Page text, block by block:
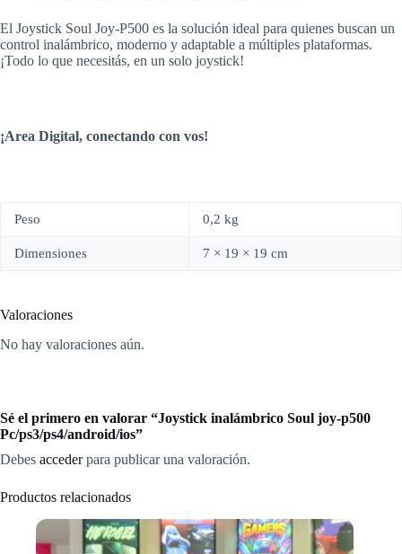
El Joystick Soul Joy-P500 es la solución ideal para quienes buscan un
control inalámbrico, moderno y adaptable a múltiples plataformas.
¡Todo lo que necesitás, en un solo joystick!
¡Area Digital, conectando con vos!
Peso 0,2 kg
Dimensiones 7 × 19 × 19 cm
Valoraciones
No hay valoraciones aún.
Sé el primero en valorar “Joystick inalámbrico Soul joy-p500
Pc/ps3/ps4/android/ios”
Debes accederpara publicar una valoración.
Productos relacionados